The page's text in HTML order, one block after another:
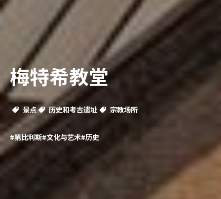
梅特希教堂
景点 历史和考古遗址 宗教场所
#第比利斯#文化与艺术#历史